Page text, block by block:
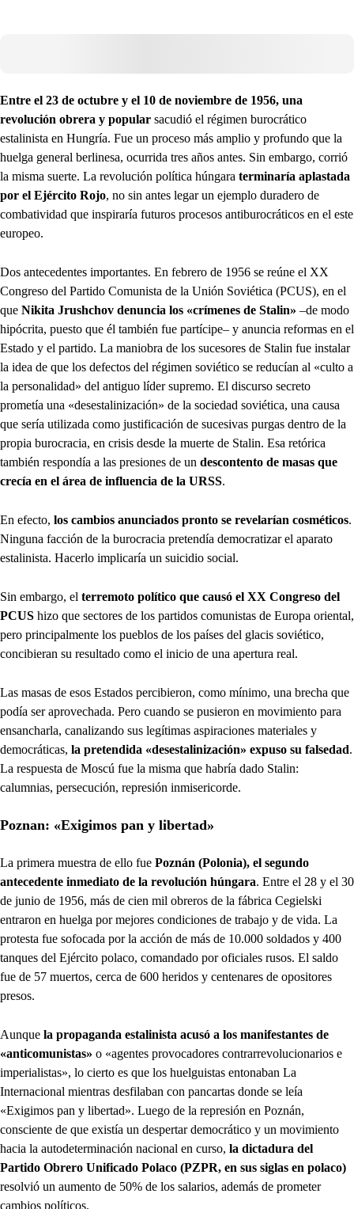
Entre el 23 de octubre y el 10 de noviembre de 1956, una
revolución obrera y popular sacudió el régimen burocrático
estalinista en Hungría. Fue un proceso más amplio y profundo que la
huelga general berlinesa, ocurrida tres años antes. Sin embargo, corrió
la misma suerte. La revolución política húngara terminaría aplastada
por el Ejército Rojo, no sin antes legar un ejemplo duradero de
combatividad que inspiraría futuros procesos antiburocráticos en el este
europeo.
Dos antecedentes importantes. En febrero de 1956 se reúne el XX
Congreso del Partido Comunista de la Unión Soviética (PCUS), en el
que Nikita Jrushchov denuncia los «crímenes de Stalin» –de modo
hipócrita, puesto que él también fue partícipe– y anuncia reformas en el
Estado y el partido. La maniobra de los sucesores de Stalin fue instalar
la idea de que los defectos del régimen soviético se reducían al «culto a
la personalidad» del antiguo líder supremo. El discurso secreto
prometía una «desestalinización» de la sociedad soviética, una causa
que sería utilizada como justificación de sucesivas purgas dentro de la
propia burocracia, en crisis desde la muerte de Stalin. Esa retórica
también respondía a las presiones de un descontento de masas que
crecía en el área de influencia de la URSS.
En efecto, los cambios anunciados pronto se revelarían cosméticos.
Ninguna facción de la burocracia pretendía democratizar el aparato
estalinista. Hacerlo implicaría un suicidio social.
Sin embargo, el terremoto político que causó el XX Congreso del
PCUS hizo que sectores de los partidos comunistas de Europa oriental,
pero principalmente los pueblos de los países del glacis soviético,
concibieran su resultado como el inicio de una apertura real.
Las masas de esos Estados percibieron, como mínimo, una brecha que
podía ser aprovechada. Pero cuando se pusieron en movimiento para
ensancharla, canalizando sus legítimas aspiraciones materiales y
democráticas, la pretendida «desestalinización» expuso su falsedad.
La respuesta de Moscú fue la misma que habría dado Stalin:
calumnias, persecución, represión inmisericorde.
Poznan: «Exigimos pan y libertad»
La primera muestra de ello fue Poznán (Polonia), el segundo
antecedente inmediato de la revolución húngara. Entre el 28 y el 30
de junio de 1956, más de cien mil obreros de la fábrica Cegielski
entraron en huelga por mejores condiciones de trabajo y de vida. La
protesta fue sofocada por la acción de más de 10.000 soldados y 400
tanques del Ejército polaco, comandado por oficiales rusos. El saldo
fue de 57 muertos, cerca de 600 heridos y centenares de opositores
presos.
Aunque la propaganda estalinista acusó a los manifestantes de
«anticomunistas» o «agentes provocadores contrarrevolucionarios e
imperialistas», lo cierto es que los huelguistas entonaban La
Internacional mientras desfilaban con pancartas donde se leía
«Exigimos pan y libertad». Luego de la represión en Poznán,
consciente de que existía un despertar democrático y un movimiento
hacia la autodeterminación nacional en curso, la dictadura del
Partido Obrero Unificado Polaco (PZPR, en sus siglas en polaco)
resolvió un aumento de 50% de los salarios, además de prometer
cambios políticos.